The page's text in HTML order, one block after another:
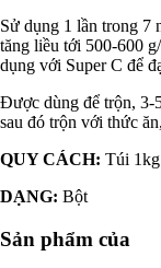
Sử dụng 1 lần trong 7
tăng liều tới 500-600
dụng với Super C để
Được dùng để trộn, 3-
sau đó trộn với thức
QUY CÁCH: Túi 1kg
DẠNG: Bột
Sản phẩm của